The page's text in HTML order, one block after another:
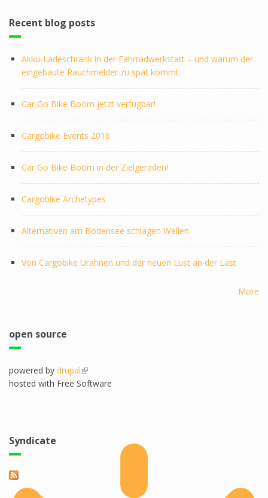
Recent blog posts
Akku-Ladeschrank in der Fahrradwerkstatt – und warum der
eingebaute Rauchmelder zu spät kommt
Car Go Bike Boom jetzt verfügbar!
Cargobike Events 2018
Car Go Bike Boom in der Zielgeraden!
Cargobike Archetypes
Alternativen am Bodensee schlagen Wellen
Von Cargobike Urahnen und der neuen Lust an der Last
More
open source
powered by drupal(link is external)
hosted with Free Software
Syndicate